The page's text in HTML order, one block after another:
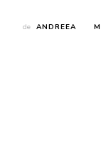
de ANDREEA